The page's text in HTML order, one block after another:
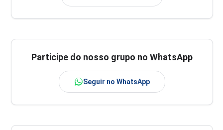
Participe do nosso grupo no WhatsApp
Seguir no WhatsApp